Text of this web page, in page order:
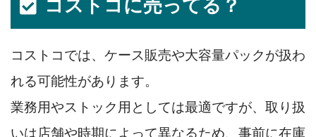
コストコに売ってる？
コストコでは、ケース販売や大容量パックが扱わ
れる可能性があります。
業務用やストック用としては最適ですが、取り扱
いは店舗や時期によって異なるため、事前に在庫